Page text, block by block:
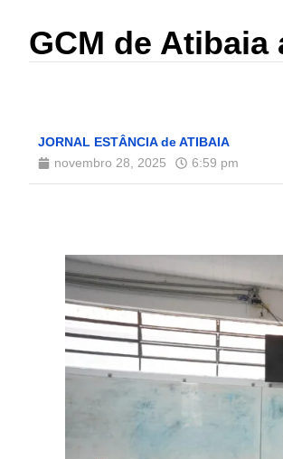
GCM de
JORNAL ESTÂNCIA de ATIBAIA
novembro 28, 2025
6:59 pm